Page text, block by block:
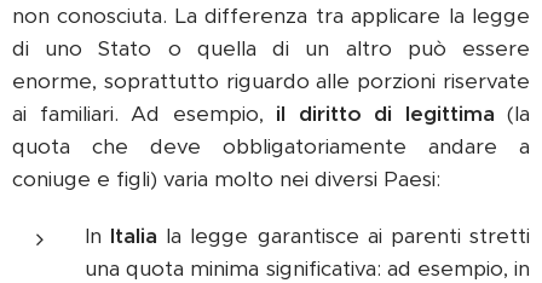
non conosciuta. La differenza tra applicare la legge
di uno Stato o quella di un altro può essere
enorme, soprattutto riguardo alle porzioni riservate
ai familiari. Ad esempio, il diritto di legittima (la
quota che deve obbligatoriamente andare a
coniuge e figli) varia molto nei diversi Paesi:
In Italia la legge garantisce ai parenti stretti
una quota minima significativa: ad esempio, in